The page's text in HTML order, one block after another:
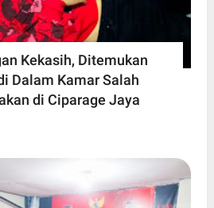
Kekasih, Ditemukan
Dalam Kamar Salah
di Ciparage Jaya